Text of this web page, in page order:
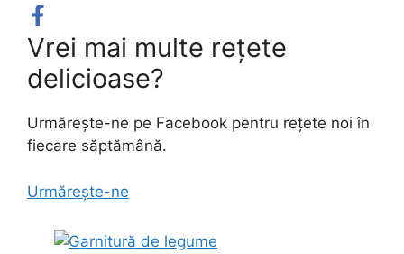
Vrei mai multe rețete
delicioase?
Urmărește-ne pe Facebook pentru rețete noi în
fiecare săptămână.
Urmărește-ne